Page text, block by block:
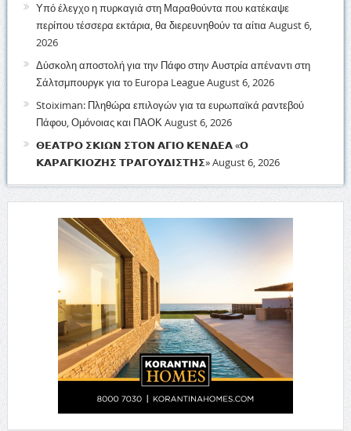
Υπό έλεγχο η πυρκαγιά στη Μαραθούντα που κατέκαψε
περίπου τέσσερα εκτάρια, θα διερευνηθούν τα αίτια August 6,
2026
Δύσκολη αποστολή για την Πάφο στην Αυστρία απέναντι στη
Σάλτσμπουργκ για το Europa LeagueAugust 6, 2026
Stoiximan: Πληθώρα επιλογών για τα ευρωπαϊκά ραντεβού
Πάφου, Ομόνοιας και ΠΑΟΚAugust 6, 2026
𝝝𝝚𝝖𝝩𝝦𝝤 𝝨𝝟𝝞𝝮𝝢 𝝨𝝩𝝤𝝢 𝝖𝝘𝝞𝝤 𝝟𝝚𝝢𝝙𝝚𝝖 «𝝤
𝝟𝝖𝝦𝝖𝝘𝝟𝝞𝝤𝝛𝝜𝝨 𝝩𝝦𝝖𝝘𝝤𝝪𝝙𝝞𝝨𝝩𝝜𝝨»August 6, 2026